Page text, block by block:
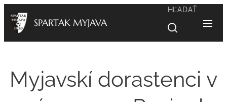
SPARTAK MYJAVA
HĽADAŤ
Myjavskí dorastenci v